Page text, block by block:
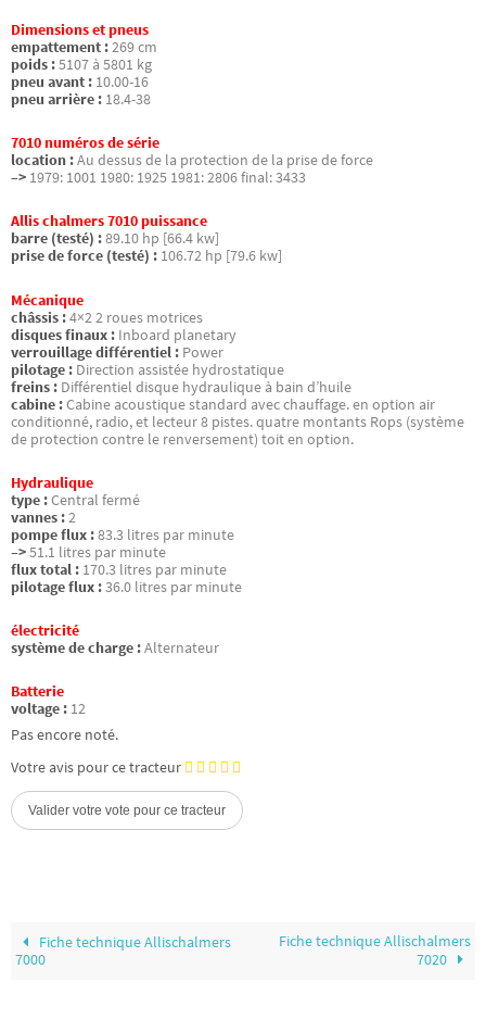
Dimensions et pneus
empattement :269 cm
poids :5107 à 5801 kg
pneu avant : 10.00-16
pneu arrière : 18.4-38
7010 numéros de série
location :Au dessus de la protection de la prise de force
–> 1979: 1001 1980: 1925 1981: 2806 final: 3433
Allis chalmers 7010 puissance
barre (testé) :89.10 hp [66.4 kw]
prise de force (testé) : 106.72 hp [79.6 kw]
Mécanique
châssis :4×2 2 roues motrices
disques finaux : Inboard planetary
verrouillage différentiel : Power
pilotage : Direction assistée hydrostatique
freins : Différentiel disque hydraulique à bain d’huile
cabine :Cabine acoustique standard avec chauffage. en option air
conditionné, radio, et lecteur 8 pistes. quatre montants Rops (système
de protection contre le renversement) toit en option.
Hydraulique
type :Central fermé
vannes :2
pompe flux :83.3 litres par minute
–>51.1 litres par minute
flux total : 170.3 litres par minute
pilotage flux :36.0 litres par minute
électricité
système de charge :Alternateur
Batterie
voltage : 12
Pas encore noté.
Votre avis pour ce tracteur
Fiche technique Allischalmers
7000
Fiche technique Allischalmers
7020